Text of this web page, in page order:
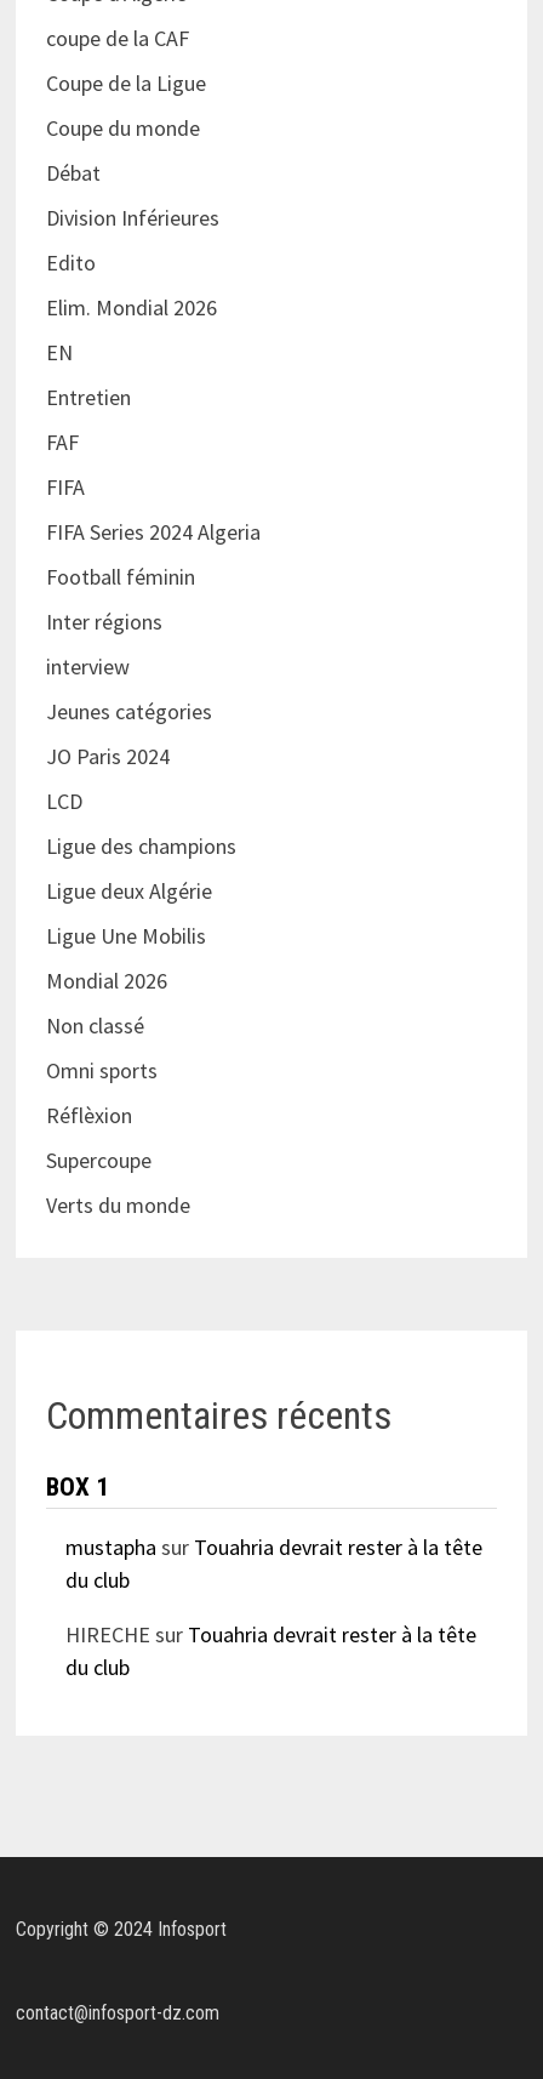
coupe de la CAF
Coupe de la Ligue
Coupe du monde
Débat
Division Inférieures
Edito
Elim. Mondial 2026
EN
Entretien
FAF
FIFA
FIFA Series 2024 Algeria
Football féminin
Inter régions
interview
Jeunes catégories
JO Paris 2024
LCD
Ligue des champions
Ligue deux Algérie
Ligue Une Mobilis
Mondial 2026
Non classé
Omni sports
Réflèxion
Supercoupe
Verts du monde
Commentaires récents
BOX 1
mustapha sur Touahria devrait rester à la tête
du club
HIRECHE sur Touahria devrait rester à la tête
du club
Copyright © 2024 Infosport
contact@infosport-dz.com